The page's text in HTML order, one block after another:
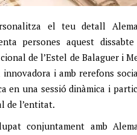
el teu detall
persones aquest
de l’Estel de Balaguer i
i amb rerefons
una sessió dinàmica i
de l’entitat.
conjuntament amb